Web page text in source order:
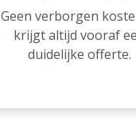
Geen verborgen
krijgt altijd vooraf
duidelijke offerte.